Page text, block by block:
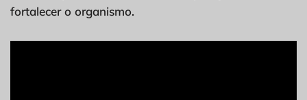
fortalecer o organismo.